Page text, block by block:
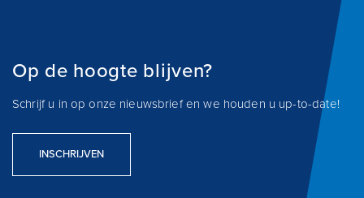
Op de hoogte blijven?
Schrijf u in op onze nieuwsbrief en we houden u up-to-date!
INSCHRIJVEN